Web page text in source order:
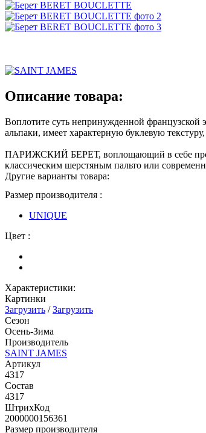
Описание товара:
Воплотите суть непринужденной
альпаки, имеет характерную буклевую
ПАРИЖСКИЙ БЕРЕТ, воплощающий в себе
классическим шерстяным пальто или
Другие варианты товара:
Размер производителя :
UNIQUE
Цвет :
Характеристики:
Картинки
Загрузить /Загрузить
Сезон
Осень-Зима
Производитель
SAINT JAMES
Артикул
4317
Состав
4317
ШтрихКод
2000000156361
Размер производителя